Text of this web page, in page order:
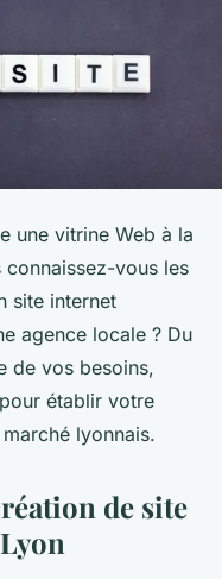
une vitrine Web à la
connaissez-vous les
site internet
agence locale ? Du
de vos besoins,
établir votre
lyonnais.
de site